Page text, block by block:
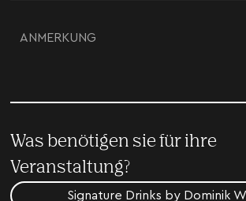
Was benötigen sie für ihre
Veranstaltung?
Signature Drinks by Dominik